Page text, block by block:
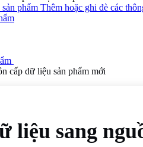
phẩm Thêm hoặc ghi đè các
cấp dữ liệu sản phẩm mới
liệu sang